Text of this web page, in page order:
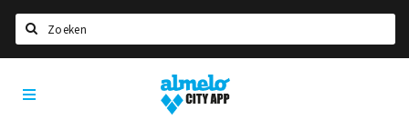
Home
Almelo
City